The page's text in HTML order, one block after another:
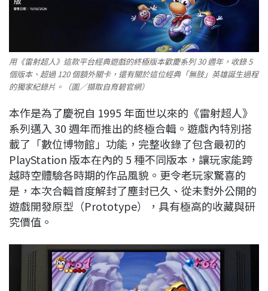
用《雷射超人》這款平台經典遊戲的終極版本歡慶系列 30 週年，收錄 5
個版本、超過 120 個額外關卡，還有關於這位經典「無肢」英雄誕生過程
的獨家紀錄片。（圖／擷取自育碧官網）
本作是為了慶祝自 1995 年面世以來的《雷射超人》
系列邁入 30 週年而推出的終極合輯。遊戲內特別搭
載了「數位博物館」功能，完整收錄了包含最初的
PlayStation 版本在內的 5 種不同版本，讓玩家能跨
越時空體驗各時期的作品風貌。更令老玩家驚喜的
是，本次合輯首度解封了塵封已久、從未對外公開的
遊戲開發原型（Prototype），具有極高的收藏與研
究價值。